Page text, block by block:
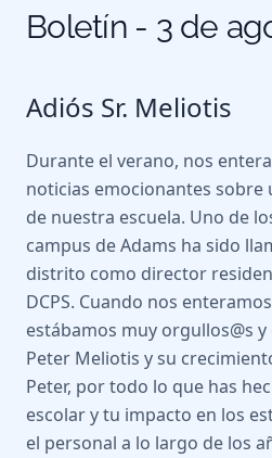
Boletín - 3 de
Adiós Sr. Meliotis
Durante el verano, nos
noticias emocionantes sobre
de nuestra escuela. Uno de
campus de Adams ha sido
distrito como director
DCPS. Cuando nos
estábamos muy orgullos@s
Peter Meliotis y su
Peter, por todo lo que has
escolar y tu impacto en los
el personal a lo largo de los